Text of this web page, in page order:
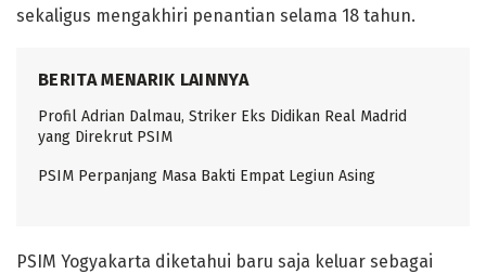
sekaligus mengakhiri penantian selama 18 tahun.
BERITA MENARIK LAINNYA
Profil Adrian Dalmau, Striker Eks Didikan Real Madrid
yang Direkrut PSIM
PSIM Perpanjang Masa Bakti Empat Legiun Asing
PSIM Yogyakarta diketahui baru saja keluar sebagai